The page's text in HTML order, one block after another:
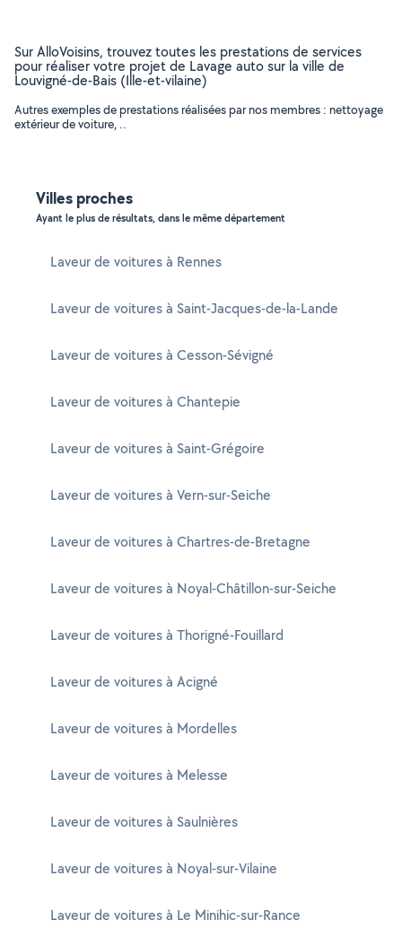
Sur AlloVoisins, trouvez toutes les prestations de services
pour réaliser votre projet de Lavage auto sur la ville de
Louvigné-de-Bais (Ille-et-vilaine)
Autres exemples de prestations réalisées par nos membres : nettoyage
extérieur de voiture, ..
Villes proches
Ayant le plus de résultats, dans le même département
Laveur de voitures à Rennes
Laveur de voitures à Saint-Jacques-de-la-Lande
Laveur de voitures à Cesson-Sévigné
Laveur de voitures à Chantepie
Laveur de voitures à Saint-Grégoire
Laveur de voitures à Vern-sur-Seiche
Laveur de voitures à Chartres-de-Bretagne
Laveur de voitures à Noyal-Châtillon-sur-Seiche
Laveur de voitures à Thorigné-Fouillard
Laveur de voitures à Acigné
Laveur de voitures à Mordelles
Laveur de voitures à Melesse
Laveur de voitures à Saulnières
Laveur de voitures à Noyal-sur-Vilaine
Laveur de voitures à Le Minihic-sur-Rance